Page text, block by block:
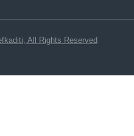
All Rights Reserved